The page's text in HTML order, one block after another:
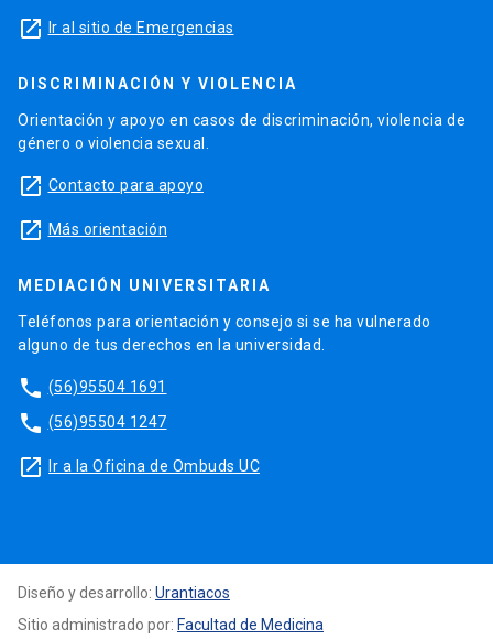
launch Ir al sitio de Emergencias
DISCRIMINACIÓN Y VIOLENCIA
Orientación y apoyo en casos de discriminación, violencia de
género o violencia sexual.
launch Contacto para apoyo
launch Más orientación
MEDIACIÓN UNIVERSITARIA
Teléfonos para orientación y consejo si se ha vulnerado
alguno de tus derechos en la universidad.
phone (56)95504 1691
phone (56)95504 1247
launch Ir a la Oficina de Ombuds UC
Diseño y desarrollo: Urantiacos
Sitio administrado por: Facultad de Medicina